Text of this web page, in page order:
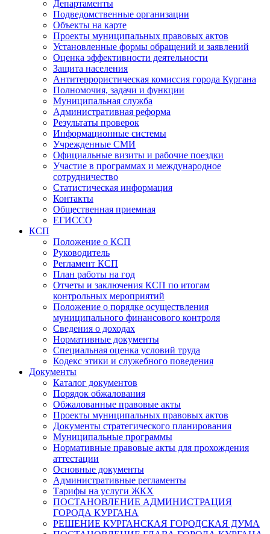
Департаменты
Подведомственные организации
Объекты на карте
Проекты муниципальных правовых актов
Установленные формы обращений и заявлений
Оценка эффективности деятельности
Защита населения
Антитеррористическая комиссия города Кургана
Полномочия, задачи и функции
Муниципальная служба
Административная реформа
Результаты проверок
Информационные системы
Учрежденные СМИ
Официальные визиты и рабочие поездки
Участие в программах и международное
сотрудничество
Статистическая информация
Контакты
Общественная приемная
ЕГИССО
КСП
Положение о КСП
Руководитель
Регламент КСП
План работы на год
Отчеты и заключения КСП по итогам
контрольных мероприятий
Положение о порядке осуществления
муниципального финансового контроля
Сведения о доходах
Нормативные документы
Специальная оценка условий труда
Кодекс этики и служебного поведения
Документы
Каталог документов
Порядок обжалования
Обжалованные правовые акты
Проекты муниципальных правовых актов
Документы стратегического планирования
Муниципальные программы
Нормативные правовые акты для прохождения
аттестации
Основные документы
Административные регламенты
Тарифы на услуги ЖКХ
ПОСТАНОВЛЕНИЕ АДМИНИСТРАЦИЯ
ГОРОДА КУРГАНА
РЕШЕНИЕ КУРГАНСКАЯ ГОРОДСКАЯ ДУМА